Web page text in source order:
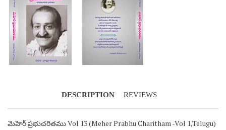
DESCRIPTION REVIEWS
మెహెర్ ప్రభుచరితము Vol 13 (Meher Prabhu Charitham -Vol 1,Telugu)